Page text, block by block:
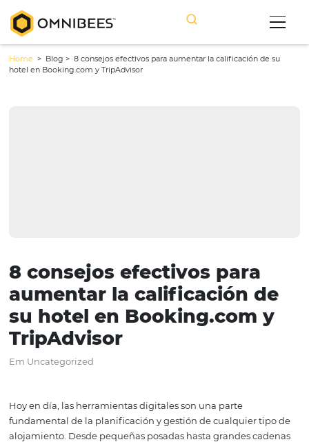
Home > Blog >8 consejos efectivos para aumentar la calificación
8 consejos efectivos para
aumentar la calificación
su hotel en Booking.com
TripAdvisor
Em Uncategorized